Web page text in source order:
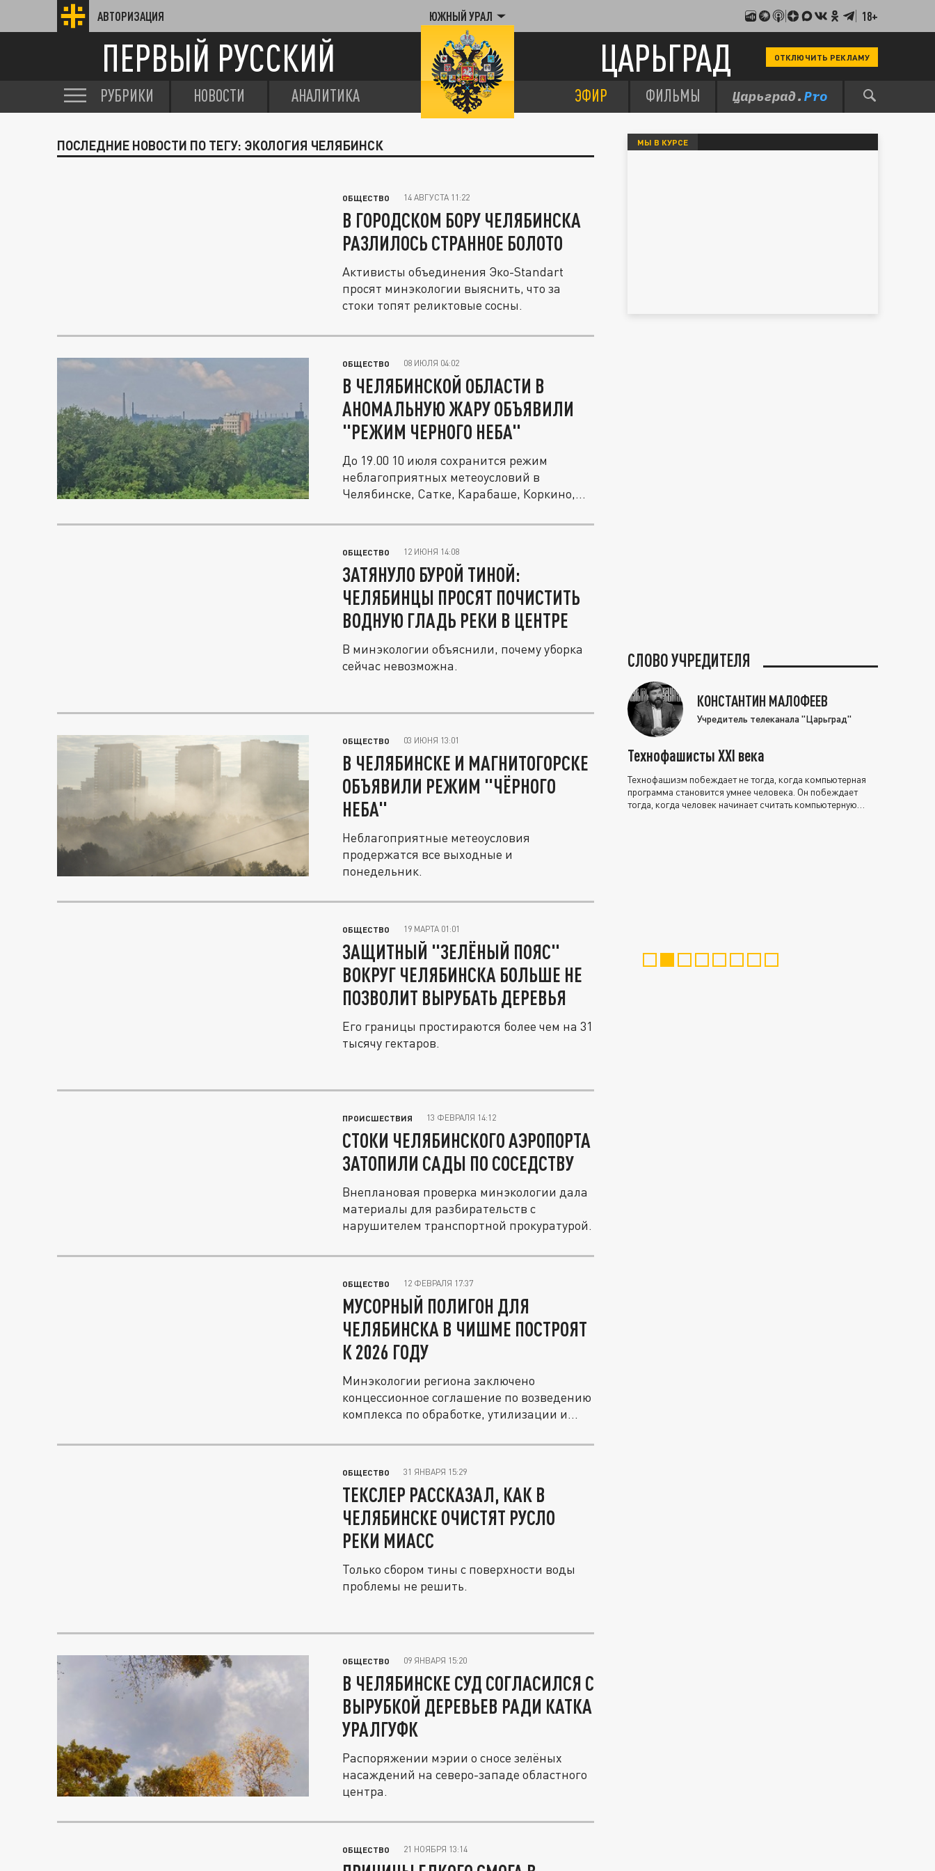
АВТОРИЗАЦИЯ ЮЖНЫЙ УРАЛ 18+
ПЕРВЫЙ РУССКИЙ ЦАРЬГРАД ОТКЛЮЧИТЬ РЕКЛАМУ
РУБРИКИ НОВОСТИ АНАЛИТИКА ЭФИР ФИЛЬМЫ
ПОСЛЕДНИЕ НОВОСТИ ПО ТЕГУ: ЭКОЛОГИЯ ЧЕЛЯБИНСК
ОБЩЕСТВО 14 АВГУСТА 11:22
В ГОРОДСКОМ БОРУ ЧЕЛЯБИНСКА
РАЗЛИЛОСЬ СТРАННОЕ БОЛОТО
Активисты объединения Эко-Standart
просят минэкологии выяснить, что за
стоки топят реликтовые сосны.
ОБЩЕСТВО 08 ИЮЛЯ 04:02
В ЧЕЛЯБИНСКОЙ ОБЛАСТИ В
АНОМАЛЬНУЮ ЖАРУ ОБЪЯВИЛИ
"РЕЖИМ ЧЕРНОГО НЕБА"
До 19.00 10 июля сохранится режим
неблагоприятных метеоусловий в
Челябинске, Сатке, Карабаше, Коркино,...
ОБЩЕСТВО 12 ИЮНЯ 14:08
ЗАТЯНУЛО БУРОЙ ТИНОЙ:
ЧЕЛЯБИНЦЫ ПРОСЯТ ПОЧИСТИТЬ
ВОДНУЮ ГЛАДЬ РЕКИ В ЦЕНТРЕ
В минэкологии объяснили, почему уборка
сейчас невозможна.
ОБЩЕСТВО 03 ИЮНЯ 13:01
В ЧЕЛЯБИНСКЕ И МАГНИТОГОРСКЕ
ОБЪЯВИЛИ РЕЖИМ "ЧЁРНОГО
НЕБА"
Неблагоприятные метеоусловия
продержатся все выходные и
понедельник.
ОБЩЕСТВО 19 МАРТА 01:01
ЗАЩИТНЫЙ "ЗЕЛЁНЫЙ ПОЯС"
ВОКРУГ ЧЕЛЯБИНСКА БОЛЬШЕ НЕ
ПОЗВОЛИТ ВЫРУБАТЬ ДЕРЕВЬЯ
Его границы простираются более чем на 31
тысячу гектаров.
ПРОИСШЕСТВИЯ 13 ФЕВРАЛЯ 14:12
СТОКИ ЧЕЛЯБИНСКОГО АЭРОПОРТА
ЗАТОПИЛИ САДЫ ПО СОСЕДСТВУ
Внеплановая проверка минэкологии дала
материалы для разбирательств с
нарушителем транспортной прокуратурой.
ОБЩЕСТВО 12 ФЕВРАЛЯ 17:37
МУСОРНЫЙ ПОЛИГОН ДЛЯ
ЧЕЛЯБИНСКА В ЧИШМЕ ПОСТРОЯТ
К 2026 ГОДУ
Минэкологии региона заключено
концессионное соглашение по возведению
комплекса по обработке, утилизации и...
ОБЩЕСТВО 31 ЯНВАРЯ 15:29
ТЕКСЛЕР РАССКАЗАЛ, КАК В
ЧЕЛЯБИНСКЕ ОЧИСТЯТ РУСЛО
РЕКИ МИАСС
Только сбором тины с поверхности воды
проблемы не решить.
ОБЩЕСТВО 09 ЯНВАРЯ 15:20
В ЧЕЛЯБИНСКЕ СУД СОГЛАСИЛСЯ С
ВЫРУБКОЙ ДЕРЕВЬЕВ РАДИ КАТКА
УРАЛГУФК
Распоряжении мэрии о сносе зелёных
насаждений на северо-западе областного
центра.
ОБЩЕСТВО 21 НОЯБРЯ 13:14
МЫ В КУРСЕ
СЛОВО УЧРЕДИТЕЛЯ
КОНСТАНТИН МАЛОФЕЕВ
Учредитель телеканала "Царьград"
Технофашисты XXI века
Технофашизм побеждает не тогда, когда компьютерная
программа становится умнее человека. Он побеждает
тогда, когда человек начинает считать компьютерную